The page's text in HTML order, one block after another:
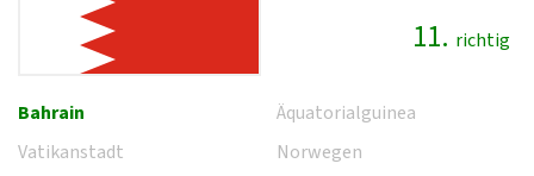
11. richtig
Bahrain
Vatikanstadt
Äquatorialguinea
Norwegen